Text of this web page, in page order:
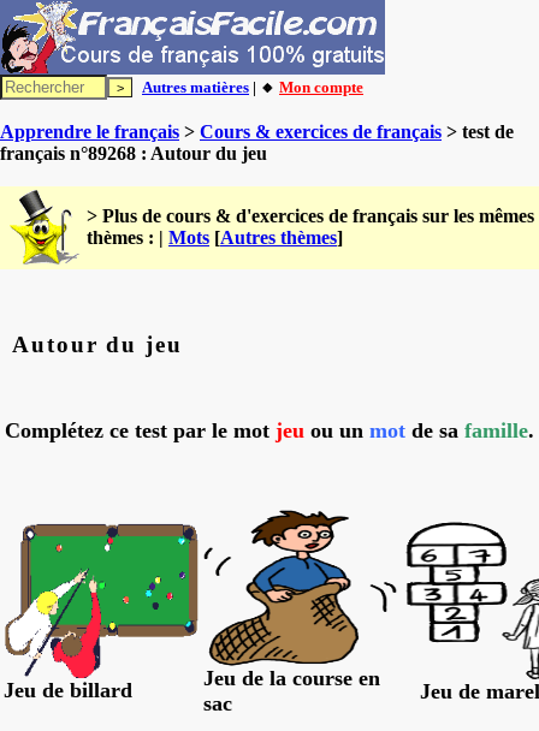
Autres matières | 🔸 Mon compte
Apprendre le français > Cours & exercices de français > test de
français n°89268 : Autour du jeu
> Plus de cours & d'exercices de français sur les mêmes
thèmes : | Mots [Autres thèmes]
Autour du jeu
Complétez ce test par le mot jeu ou un mot de sa famille.
Jeu de billard
Jeu de la course en
sac
Jeu de